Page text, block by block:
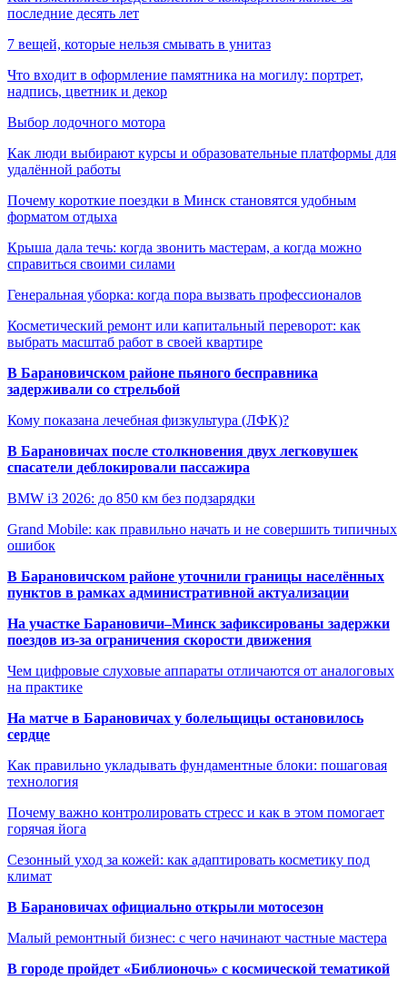
последние десять лет
7 вещей, которые нельзя смывать в унитаз
Что входит в оформление памятника на могилу: портрет,
надпись, цветник и декор
Выбор лодочного мотора
Как люди выбирают курсы и образовательные платформы для
удалённой работы
Почему короткие поездки в Минск становятся удобным
форматом отдыха
Крыша дала течь: когда звонить мастерам, а когда можно
справиться своими силами
Генеральная уборка: когда пора вызвать профессионалов
Косметический ремонт или капитальный переворот: как
выбрать масштаб работ в своей квартире
В Барановичском районе пьяного бесправника
задерживали со стрельбой
Кому показана лечебная физкультура (ЛФК)?
В Барановичах после столкновения двух легковушек
спасатели деблокировали пассажира
BMW i3 2026: до 850 км без подзарядки
Grand Mobile: как правильно начать и не совершить типичных
ошибок
В Барановичском районе уточнили границы населённых
пунктов в рамках административной актуализации
На участке Барановичи–Минск зафиксированы задержки
поездов из-за ограничения скорости движения
Чем цифровые слуховые аппараты отличаются от аналоговых
на практике
На матче в Барановичах у болельщицы остановилось
сердце
Как правильно укладывать фундаментные блоки: пошаговая
технология
Почему важно контролировать стресс и как в этом помогает
горячая йога
Сезонный уход за кожей: как адаптировать косметику под
климат
В Барановичах официально открыли мотосезон
Малый ремонтный бизнес: с чего начинают частные мастера
В городе пройдет «Библионочь» с космической тематикой